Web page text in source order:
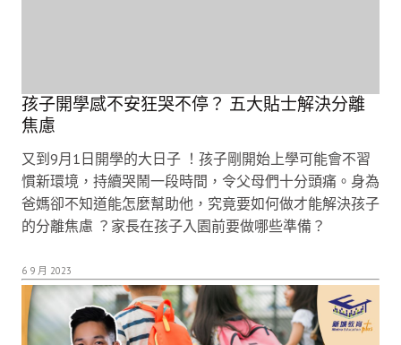
孩子開學感不安狂哭不停？ 五大貼士解決分離
焦慮
又到9月1日開學的大日子 ！孩子剛開始上學可能會不習
慣新環境，持續哭鬧一段時間，令父母們十分頭痛。身為
爸媽卻不知道能怎麼幫助他，究竟要如何做才能解決孩子
的分離焦慮 ？家長在孩子入園前要做哪些準備？
6 9 月 2023